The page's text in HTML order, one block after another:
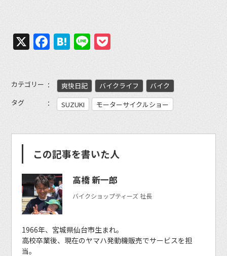
X Facebook
Hatena
Line
カテゴリー 爽快日記 バイクライフ
バイク
タグ
SUZUKI モーターサイクルショー
この記事を書いた人
高橋 新一郎
バイクショップティーズ 社長
1966年、宮城県仙台市生まれ。
高校卒業後、現在のヤマハ発動機販売でサービスを担
当。